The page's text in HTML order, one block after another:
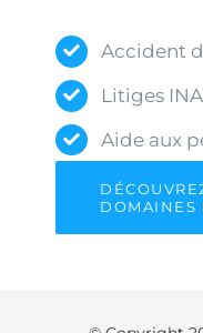
Accident
Litiges
Aide aux
DOMAINES